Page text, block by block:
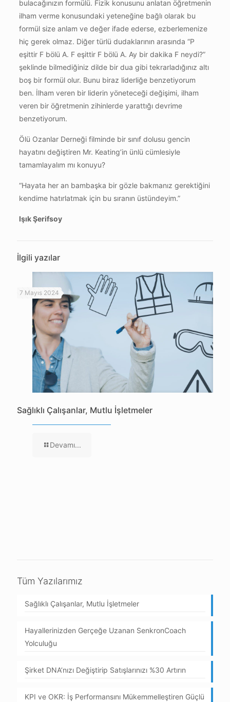
bulacağınızın formülü. Fizik konusunu anlatan öğretmenin
ilham verme konusundaki yeteneğine bağlı olarak bu
formül size anlam ve değer ifade ederse, ezberlemenize
hiç gerek olmaz. Diğer türlü dudaklarının arasında “P
eşittir F bölü A. F eşittir F bölü A. Ay bir dakika F neydi?”
şeklinde bilmediğiniz dilde bir dua gibi tekrarladığınız altı
boş bir formül olur. Bunu biraz liderliğe benzetiyorum
ben. İlham veren bir liderin yöneteceği değişimi, ilham
veren bir öğretmenin zihinlerde yarattığı devrime
benzetiyorum.
Ölü Ozanlar Derneği filminde bir sınıf dolusu gencin
hayatını değiştiren Mr. Keating’in ünlü cümlesiyle
tamamlayalım mı konuyu?
“Hayata her an bambaşka bir gözle bakmanız gerektiğini
kendime hatırlatmak için bu sıranın üstündeyim.”
Işık Şerifsoy
İlgili yazılar
7 Mayıs 2024
Sağlıklı Çalışanlar, Mutlu İşletmeler
Devamı...
Tüm Yazılarımız
Sağlıklı Çalışanlar, Mutlu İşletmeler
Hayallerinizden Gerçeğe Uzanan SenkronCoach
Yolculuğu
Şirket DNA’nızı Değiştirip Satışlarınızı %30 Artırın
KPI ve OKR: İş Performansını Mükemmelleştiren Güçlü